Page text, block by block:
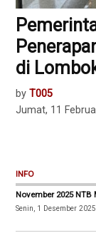
di
by T005
Jumat, 11
INFO
November 2025
Senin, 1 Desember 2025